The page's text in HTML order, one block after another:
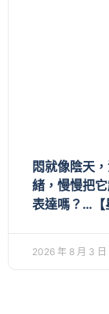
悶就像陰天
緒，慢慢把
表達嗎？…【
2026 年 8 月 3 日